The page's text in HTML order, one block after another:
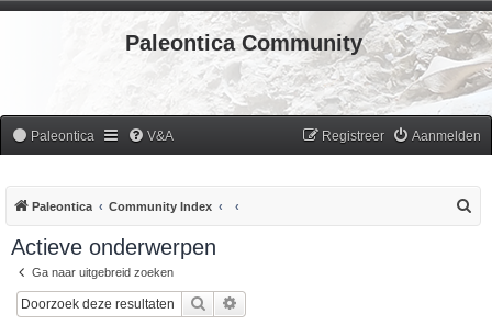
Paleontica Community
Paleontica V&A Aanmelden
Registreer
Paleontica Community Index
Actieve onderwerpen
Ga naar uitgebreid zoeken
Zoek